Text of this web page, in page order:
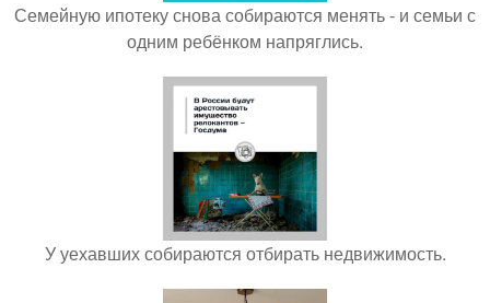
Семейную ипотеку снова собираются менять - и семьи с
одним ребёнком напряглись.
У уехавших собираются отбирать недвижимость.